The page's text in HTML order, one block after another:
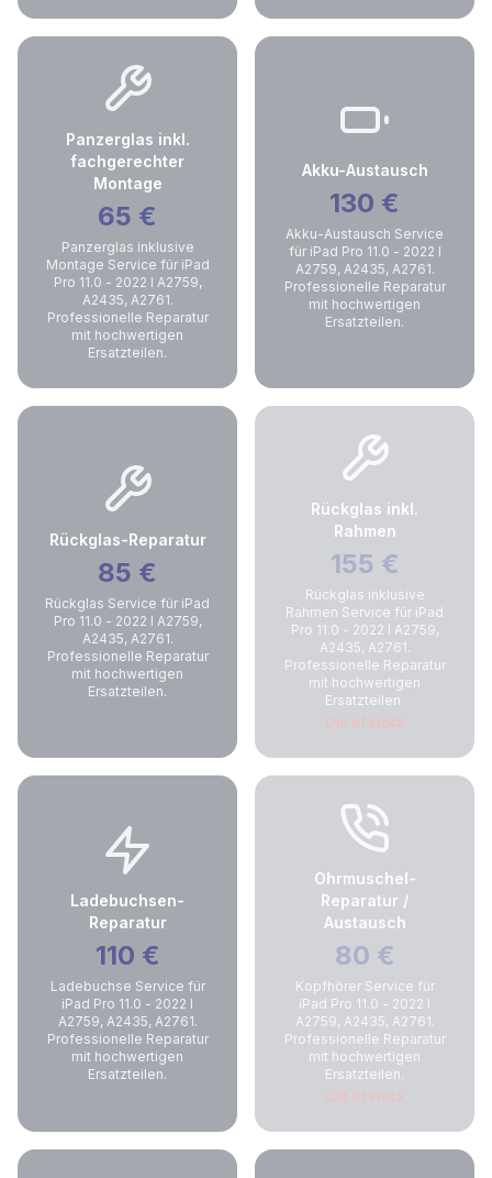
Panzerglas inkl.
fachgerechter
Montage
65 €
Panzerglas inklusive
Montage Service für iPad
Pro 11.0 - 2022 I A2759,
A2435, A2761.
Professionelle Reparatur
mit hochwertigen
Ersatzteilen.
Akku-Austausch
130 €
Akku-Austausch Service
für iPad Pro 11.0 - 2022 I
A2759, A2435, A2761.
Professionelle Reparatur
mit hochwertigen
Ersatzteilen.
Rückglas-Reparatur
85 €
Rückglas Service für iPad
Pro 11.0 - 2022 I A2759,
A2435, A2761.
Professionelle Reparatur
mit hochwertigen
Ersatzteilen.
Rückglas inkl.
Rahmen
155 €
Rückglas inklusive
Rahmen Service für iPad
Pro 11.0 - 2022 I A2759,
A2435, A2761.
Professionelle Reparatur
mit hochwertigen
Ersatzteilen.
Out of stock
Ladebuchsen-
Reparatur
110 €
Ladebuchse Service für
iPad Pro 11.0 - 2022 I
A2759, A2435, A2761.
Professionelle Reparatur
mit hochwertigen
Ersatzteilen.
Ohrmuschel-
Reparatur /
Austausch
80 €
Kopfhörer Service für
iPad Pro 11.0 - 2022 I
A2759, A2435, A2761.
Professionelle Reparatur
mit hochwertigen
Ersatzteilen.
Out of stock